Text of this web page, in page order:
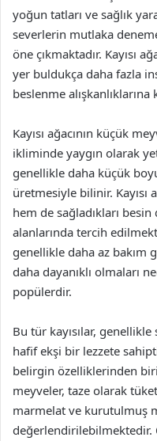
yoğun tatları ve sağlık
severlerin mutlaka
öne çıkmaktadır. Kayısı
yer buldukça daha fazla
beslenme alışkanlıklarına
Kayısı ağacının küçük
ikliminde yaygın olarak
genellikle daha küçük
üretmesiyle bilinir.
hem de sağladıkları
alanlarında tercih
genellikle daha az bakım
daha dayanıklı olmaları
popülerdir.
Bu tür kayısılar,
hafif ekşi bir lezzete
belirgin özelliklerinden
meyveler, taze olarak
marmelat ve kurutulmuş
değerlendirilebilmektedir.